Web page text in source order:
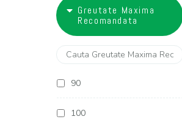
27 cm
28 cm
29 cm
30 cm
Greutate Maxima
Recomandata
90
100